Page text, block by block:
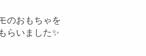
のおもちゃを
らいました✨